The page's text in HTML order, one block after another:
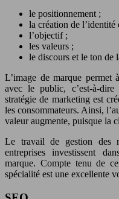
le positionnement ;
la création de l’identité
l’objectif ;
les valeurs ;
le discours et le ton de
L’image de marque permet
avec le public, c’est-à-
stratégie de marketing est
les consommateurs. Ainsi,
valeur augmente, puisque la
Le travail de gestion des
entreprises investissent
marque. Compte tenu de
spécialité est une excellente